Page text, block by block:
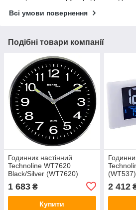
Всі умови повернення
Подібні товари компанії
Годинник настінний
Technoline WT7620
Black/Silver (WT7620)
1 683 ₴
Купити
(WT537)
2 412